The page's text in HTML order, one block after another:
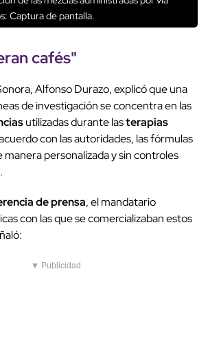
Captura de pantalla.
cafés"
Alfonso Durazo, explicó que una
de investigación se concentra en las
utilizadas durante lasterapias
con las autoridades, las fórmulas
manera personalizada y sin controles
de prensa, el mandatario
con las que se comercializaban estos
▼ Publicidad